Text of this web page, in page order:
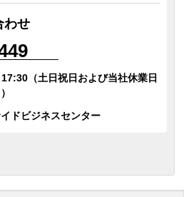
わせ
（土日祝日および当社休業日
ドビジネスセンター